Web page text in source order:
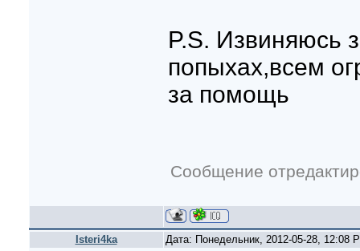
P.S. Извиняюсь
попыхах,всем
за помощь
Сообщение
Isteri4ka
Дата: Понедельник, 2012-05-28, 12:08